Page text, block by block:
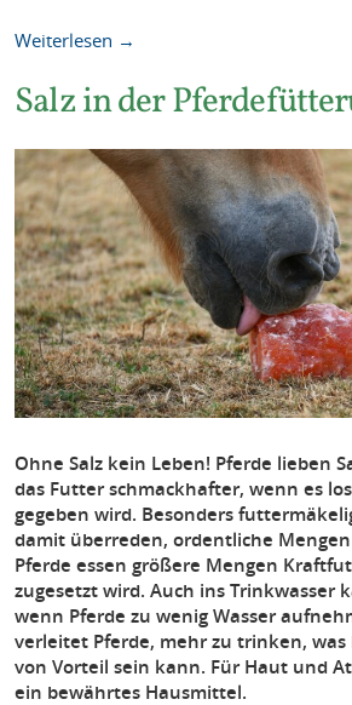
Weiterlesen →
Salz in der
Ohne Salz kein Leben! Pferde lieben
das Futter schmackhafter, wenn es
gegeben wird. Besonders
damit überreden, ordentliche
Pferde essen größere Mengen
zugesetzt wird. Auch ins Trinkwasser
wenn Pferde zu wenig Wasser
verleitet Pferde, mehr zu trinken,
von Vorteil sein kann. Für Haut und
ein bewährtes Hausmittel.